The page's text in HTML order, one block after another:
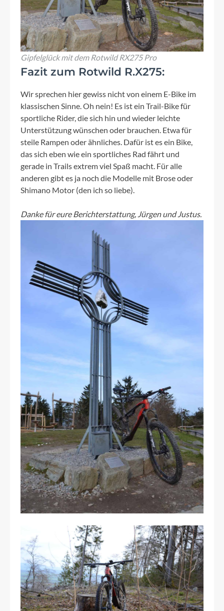
Gipfelglück mit dem Rotwild RX275 Pro
Fazit zum Rotwild R.X275:
Wir sprechen hier gewiss nicht von einem E-Bike im
klassischen Sinne. Oh nein! Es ist ein Trail-Bike für
sportliche Rider, die sich hin und wieder leichte
Unterstützung wünschen oder brauchen. Etwa für
steile Rampen oder ähnliches. Dafür ist es ein Bike,
das sich eben wie ein sportliches Rad fährt und
gerade in Trails extrem viel Spaß macht. Für alle
anderen gibt es ja noch die Modelle mit Brose oder
Shimano Motor (den ich so liebe).
Danke für eure Berichterstattung, Jürgen und Justus.